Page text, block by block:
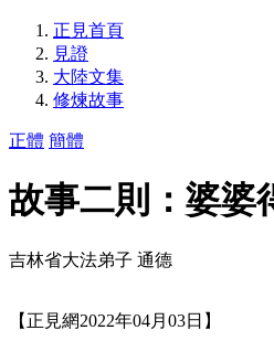
正見首頁
見證
大陸文集
修煉故事
正體 簡體
故事二則：婆婆
吉林省大法弟子 通德
【正見網2022年04月03日】